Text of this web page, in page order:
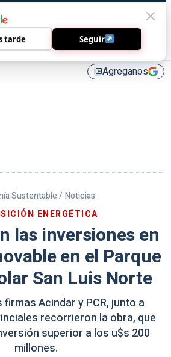
library_addAgreganos
Sustentable / Noticias
ENERGÉTICA
las inversiones en
en el Parque
San Luis Norte
Acindar y PCR, junto a
recorrieron la obra, que
superior a los u$s 200
millones.
tarde Seguir